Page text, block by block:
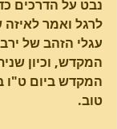
נבט על הדרכים
לרגל ואמר לאיזה
עגלי הזהב של
המקדש, וכיון
המקדש ביום ט"ו
טוב.